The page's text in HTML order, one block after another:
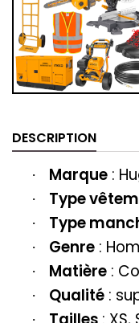
DESCRIPTION
· Marque :
· Type
· Type
· Genre :
· Matière :
· Qualité :
·